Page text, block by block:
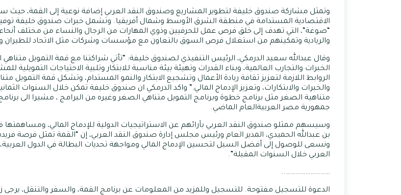
وتمثل مشاركة صندوق خليفة لتطوير المشاريع وصندوق النقد العربي إضافة نوعية إلى القمة، حيث
الاقتصادية المستدامة في منطقة الشرق الأوسط وشمال أفريقيا. وتشمل خبرات صندوق خليفة
“صوغة”، التي تهدف إلى خلق فرص عمل للحرفيين وذوي المهارات من الرجال والنساء من مختلف أنحاء
والريادية وتمكينهم من استغلال فرص السوق بالتعاون مع مؤسسات وشركات مثل الاتحاد للطيران
وقال عبدالله سعيد الدرمكي، الرئيس التنفيذي لصندوق خليفة: “تأتي شراكتنا مع قمة التمويل
الخبرات والتجارب العالمية، وبناء القدرات وتهيئة بيئة مناسبة للابتكار وتلبية الاحتياجات
الروابط اللازمة لتعزيز ثقافة ريادة الأعمال وتشجيع الابتكار والنمو المستدام، وتشكل قمة التمويل
والخبرات والابتكارات، وتعزيز الإدماج المالي.” واكد الدرمكي ان صندوق خليفة تمكن خلال السنوات
متناهية الصغر مثل برنامج خطوة وبرنامج التمويل متناهي الصغر وغيره من البرامج ، مشيرا الى
جمهورية مصر العربيةالعام الماضي.
وسيسهم ممثلو صندوق النقد العربي بآرائهم عن الاستراتيجيات الدولية للإدماج المالي، ومساهمتها
بن عبدالله الحميدي، المدير العام ورئيس مجلس إدارة صندوق النقد العربي، إن “القمة تمثل فرصة
ونسعى للوصول إلى أفضل السبل لتحسين الإدماج المالي ومواجهة تحديات البطالة في الدول العربية،
العربي خلال السنوات المقبلة”.
………………………..
الدعوة للتسجيل مفتوحة. للتسجيل وللمزيد من المعلومات عن برنامج القمة، والسفر والتنقل، يرجى